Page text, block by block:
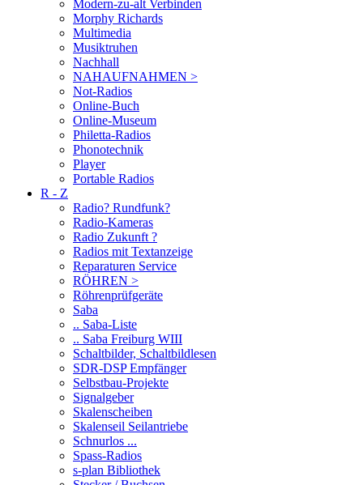
Modern-zu-alt Verbinden
Morphy Richards
Multimedia
Musiktruhen
Nachhall
NAHAUFNAHMEN >
Not-Radios
Online-Buch
Online-Museum
Philetta-Radios
Phonotechnik
Player
Portable Radios
R - Z
Radio? Rundfunk?
Radio-Kameras
Radio Zukunft ?
Radios mit Textanzeige
Reparaturen Service
RÖHREN >
Röhrenprüfgeräte
Saba
.. Saba-Liste
.. Saba Freiburg WIII
Schaltbilder, Schaltbildlesen
SDR-DSP Empfänger
Selbstbau-Projekte
Signalgeber
Skalenscheiben
Skalenseil Seilantriebe
Schnurlos ...
Spass-Radios
s-plan Bibliothek